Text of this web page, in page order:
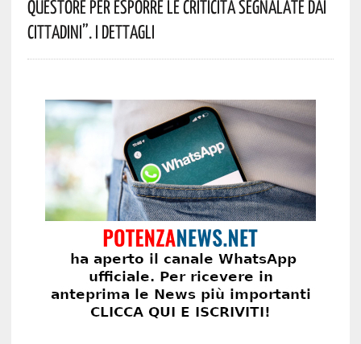
Questore Per Esporre Le Criticità Segnalate Dai
Cittadini”. I Dettagli